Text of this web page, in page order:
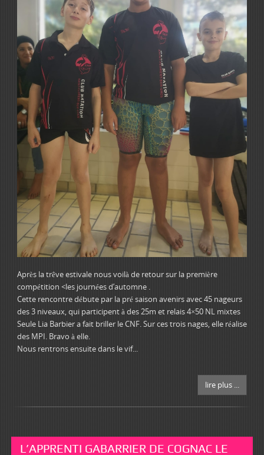
Après la trêve estivale nous voilà de retour sur la première
compétition <les journées d’automne .
Cette rencontre débute par la pré saison avenirs avec 45 nageurs
des 3 niveaux, qui participent à des 25m et relais 4×50 NL mixtes
Seule Lia Barbier a fait briller le CNF. Sur ces trois nages, elle réalise
des MPI. Bravo à elle.
Nous rentrons ensuite dans le vif...
lire plus ...
L’APPRENTI GABARRIER DE COGNAC LE